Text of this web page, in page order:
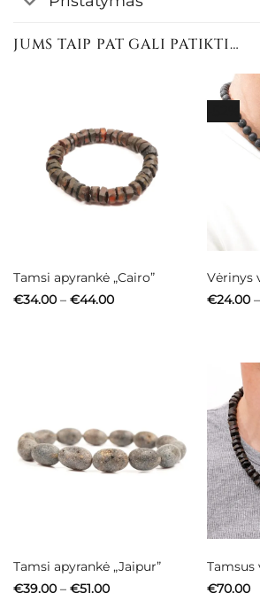
JUMS TAIP PAT GALI PATIKTI…
Tamsi apyrankė „Cairo”
€34.00 – €44.00Price
Vėrinys
€24.00 –
Tamsi apyrankė „Jaipur”
€39.00 – €51.00Price
Tamsus
€70.00